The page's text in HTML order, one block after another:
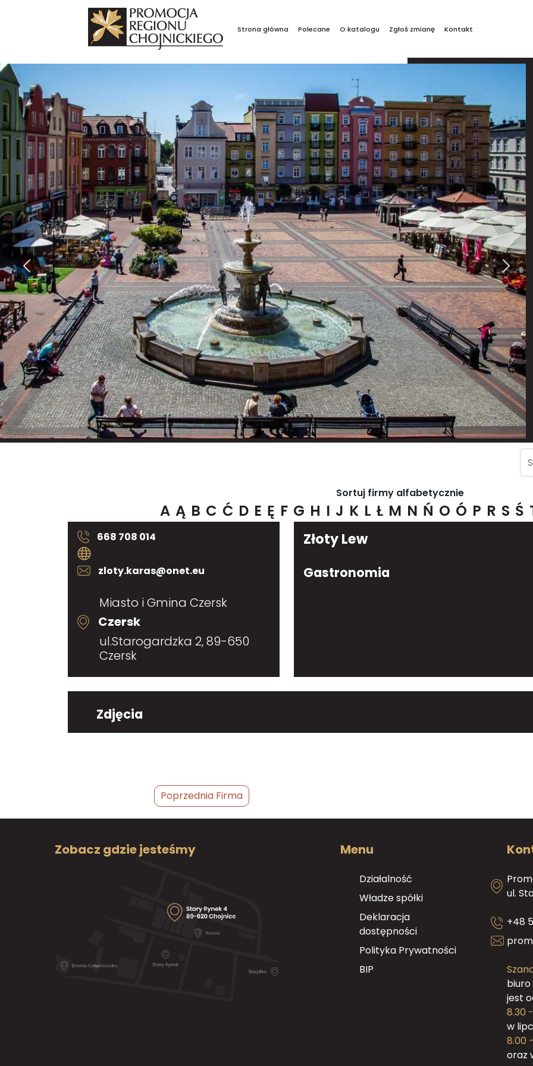
Strona główna Polecane O katalogu Zgłoś zmianę Kontakt
Sortuj firmy alfabetycznie
A Ą B C Ć D E Ę F G H I J K L Ł M N Ń O Ó P R S Ś
668 708 014
zloty.karas@onet.eu
Miasto i Gmina Czersk
Czersk
ul.Starogardzka 2, 89-650
Czersk
Złoty Lew
Gastronomia
Zdjęcia
Poprzednia Firma
Zobacz gdzie jesteśmy Menu
Działalność
Władze spółki
Deklaracja
dostępności
Polityka Prywatności
BIP
ul.
+48
biuro
jest
8.30
w
8.00
oraz